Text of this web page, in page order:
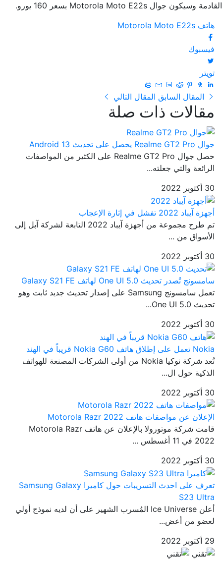
القادمة وسيكون جوال Motorola Moto E22s بسعر 160 يورو.
هاتف Motorola Moto E22s
فيسبوك
تويتر
المقال السابق المقال التالي
مقالات ذات صلة
جوال Realme GT2 Pro يحصل على تحديث Android 13
حصل جوال Realme GT2 Pro على الكثير من المواصفات
الرائعة والتي جعلته...
30 أكتوبر 2022
أجهزة آيباد 2022 تفشل في إثارة الإعجاب
تم طرح مجموعة من أجهزة آيباد 2022 التابعة لشركة آبل إلى
الأسواق من ...
30 أكتوبر 2022
سامسونج تُصدر تحديث One UI 5.0 لهاتف Galaxy S21 FE
تعمل سامسونج Samsung على إصدار تحديث جديد ثابت وهو
تحديث One UI 5.0...
30 أكتوبر 2022
Nokia تعمل على إطلاق هاتف Nokia G60 قريباً في الهند
تُعد شركة نوكيا Nokia من أولى الشركات المصنعة للهواتف
الذكية حول ال...
30 أكتوبر 2022
الإعلان عن مواصفات هاتف Motorola Razr 2022
قامت شركة موتورولا بالإعلان عن هاتف Motorola Razr
2022 في 11 أغسطس ...
30 أكتوبر 2022
تعرف على احدث التسريبات حول كاميرا Samsung Galaxy
S23 Ultra
أعلن Ice Universe المُسرب الشهير على أن لديه نموذج أولي
لعضو من أعض...
29 أكتوبر 2022